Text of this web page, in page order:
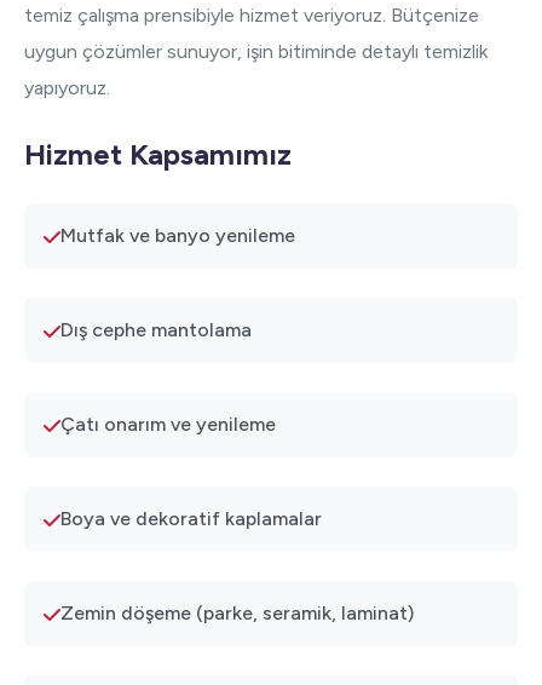
temiz çalışma prensibiyle hizmet veriyoruz. Bütçenize
uygun çözümler sunuyor, işin bitiminde detaylı temizlik
yapıyoruz.
Hizmet Kapsamımız
Mutfak ve banyo yenileme
Dış cephe mantolama
Çatı onarım ve yenileme
Boya ve dekoratif kaplamalar
Zemin döşeme (parke, seramik, laminat)